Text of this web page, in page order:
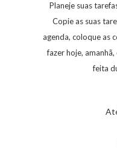
Planeje suas
Copie as suas
agenda, coloque as
fazer hoje,
feita